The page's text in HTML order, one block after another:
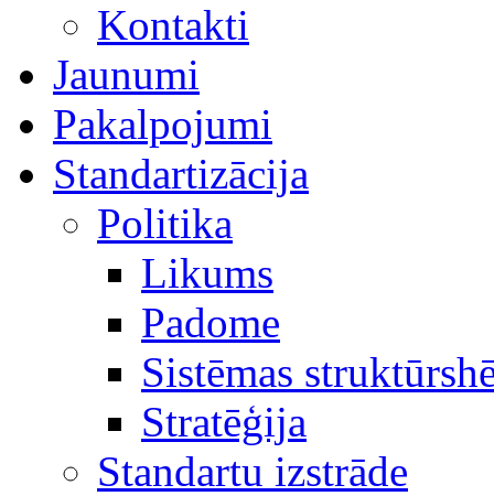
Kontakti
Jaunumi
Pakalpojumi
Standartizācija
Politika
Likums
Padome
Sistēmas
Stratēģija
Standartu izstrāde